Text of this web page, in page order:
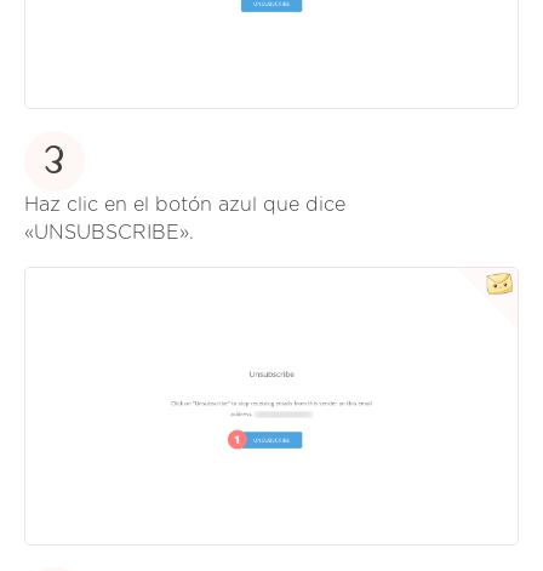
3
Haz clic en el botón azul que dice
«UNSUBSCRIBE».